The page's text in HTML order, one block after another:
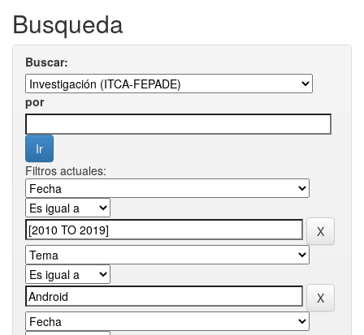
Busqueda
Buscar:
por
Filtros actuales: